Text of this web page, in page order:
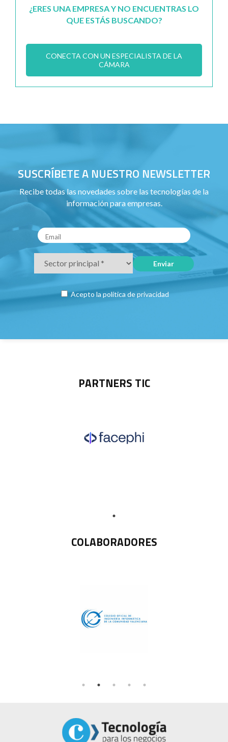
¿ERES UNA EMPRESA Y NO ENCUENTRAS LO
QUE ESTÁS BUSCANDO?
CONECTA CON UN ESPECIALISTA DE LA
CÁMARA
SUSCRÍBETE A NUESTRO NEWSLETTER
Recibe todas las novedades sobre las tecnologías de la
información para empresas.
Acepto la política de privacidad
PARTNERS TIC
COLABORADORES